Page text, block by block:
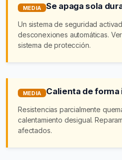
MEDIA Se apaga sola
Un sistema de seguridad
desconexiones automáticas.
sistema de protección.
MEDIA Calienta de
Resistencias parcialmente
calentamiento desigual.
afectados.